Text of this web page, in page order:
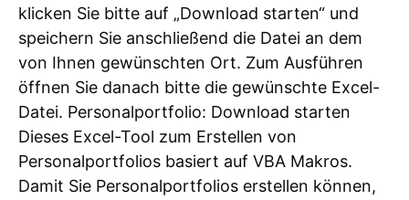
klicken Sie bitte auf „Download starten“ und
speichern Sie anschließend die Datei an dem
von Ihnen gewünschten Ort. Zum Ausführen
öffnen Sie danach bitte die gewünschte Excel-
Datei. Personalportfolio: Download starten
Dieses Excel-Tool zum Erstellen von
Personalportfolios basiert auf VBA Makros.
Damit Sie Personalportfolios erstellen können,